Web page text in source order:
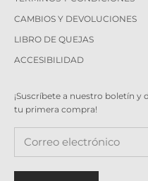
CAMBIOS Y DEVOLUCIONES
LIBRO DE QUEJAS
ACCESIBILIDAD
¡Suscríbete a nuestro boletín y
tu primera compra!